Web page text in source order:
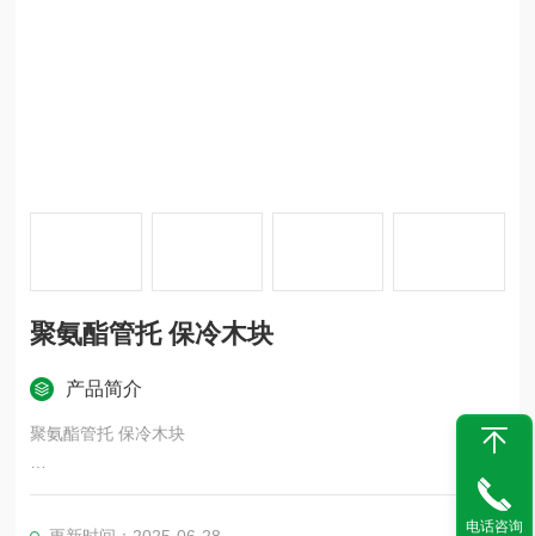
聚氨酯管托 保冷木块
产品简介
聚氨酯管托 保冷木块
用于管网系统中镀锌管、无缝管、焊接管、PPR管DN80型的安
装架接。特性：具有优良的防腐性、阻燃性、保温性、防震性
电话咨询